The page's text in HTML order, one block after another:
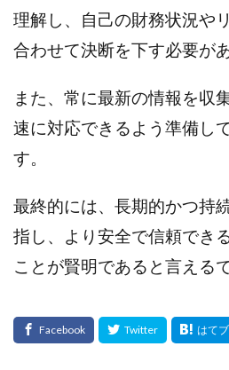
理解し、自己の財務状況や
合わせて決断を下す必要が
また、常に最新の情報を収
速に対応できるよう準備し
す。
最終的には、長期的かつ持
指し、より安全で信頼でき
ことが賢明であると言える
ネオライフPROJECT(プロジェクト)
ネットサーフィンをお金に換える
はるかコーチング
フィアナ
プラチナメソッド2024
ブラ
フラットワーク
フリー株式会
フルーツ(スマホをタップするだけ
김 가싸